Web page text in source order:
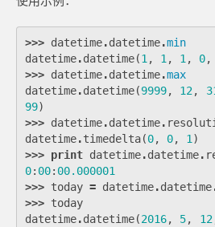
>>> datetime.datetime.min
datetime.datetime(1 , 1 , 1 , 0,
>>> datetime.datetime.max
datetime.datetime(9999, 12 ,
99)
>>> datetime.datetime.
datetime.timedelta(0, 0, 1 )
>>> print datetime.datetime.
0: 00: 00.000001
>>> today = datetime.datetime
>>> today
datetime.datetime(2016, 5, 12